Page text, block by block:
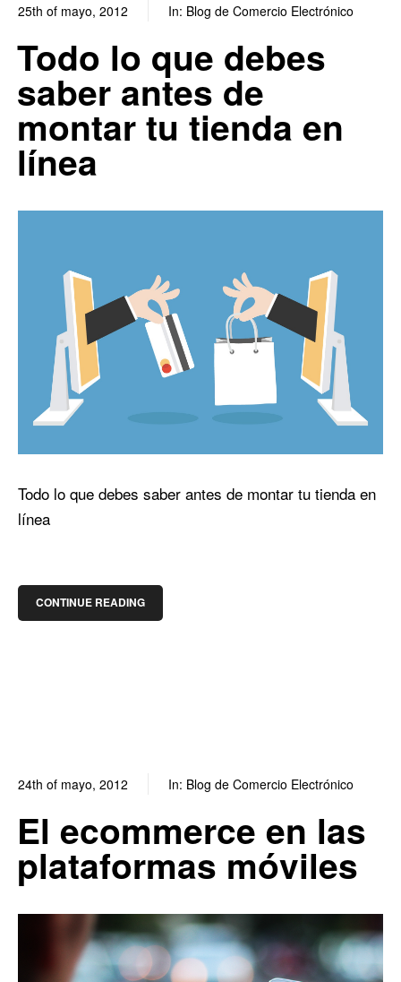
25th of mayo, 2012 In: Blog de Comercio Electrónico
Todo lo que debes
saber antes de
montar tu tienda en
línea
Todo lo que debes saber antes de montar tu tienda en
línea
CONTINUE READING
24th of mayo, 2012 In: Blog de Comercio Electrónico
El ecommerce en las
plataformas móviles